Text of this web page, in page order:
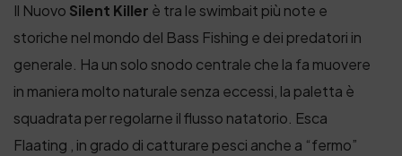
Il Nuovo Silent Killer è tra le swimbait più note e
storiche nel mondo del Bass Fishing e dei predatori in
generale. Ha un solo snodo centrale che la fa muovere
in maniera molto naturale senza eccessi, la paletta è
squadrata per regolarne il flusso natatorio. Esca
Flaating , in grado di catturare pesci anche a “fermo”